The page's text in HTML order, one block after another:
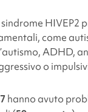
sindrome HIVEP2
come
ADHD,
o
hanno avuto